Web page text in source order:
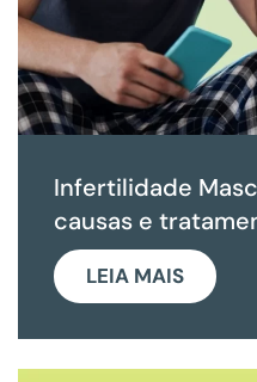
Infertilidade
causas e
LEIA MAIS